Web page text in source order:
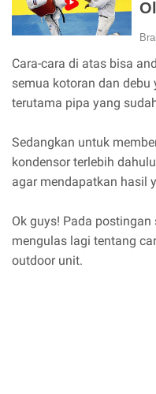
Cara-cara di atas bisa
semua kotoran dan
terutama pipa yang
Sedangkan untuk
kondensor terlebih
agar mendapatkan hasil
Ok guys! Pada
mengulas lagi tentang
outdoor unit.